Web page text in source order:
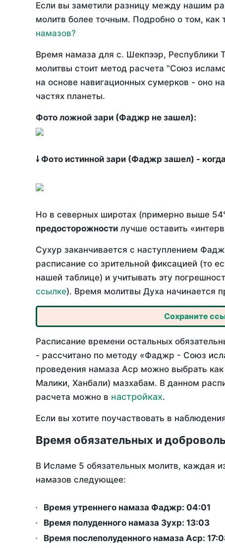
Если вы заметили разницу между нашим
молитв более точным. Подробно о том, как
намазов?
Время намаза для с. Шекпээр, Республики
молитвы стоит метод расчета "Союз
на основе навигационных сумерков - оно
частях планеты.
Фото ложной зари (Фаджр не зашел):
🠗 Фото истинной зари (Фаджр зашел) -
Но в северных широтах (примерно выше
предосторожности лучше оставить
Сухур заканчивается с наступлением
расписание со зрительной фиксацией (то
нашей таблице) и учитывать эту
ссылке). Время молитвы Духа начинается
Сохраните
Расписание времени остальных
- рассчитано по методу «Фаджр - Союз
проведения намаза Аср можно выбрать
Малики, Ханбали) мазхабам. В данном
расчета можно в настройках.
Если вы хотите поучаствовать в
Время обязательных и
В Исламе 5 обязательных молитв, каждая
намазов следующее:
Время утреннего намаза Фаджр: 04:01
Время полуденного намаза Зухр: 13:03
Время послеполуденного намаза Аср: